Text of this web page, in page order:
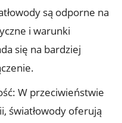
są odporne na
i warunki
się na bardziej
W przeciwieństwie
światłowody oferują